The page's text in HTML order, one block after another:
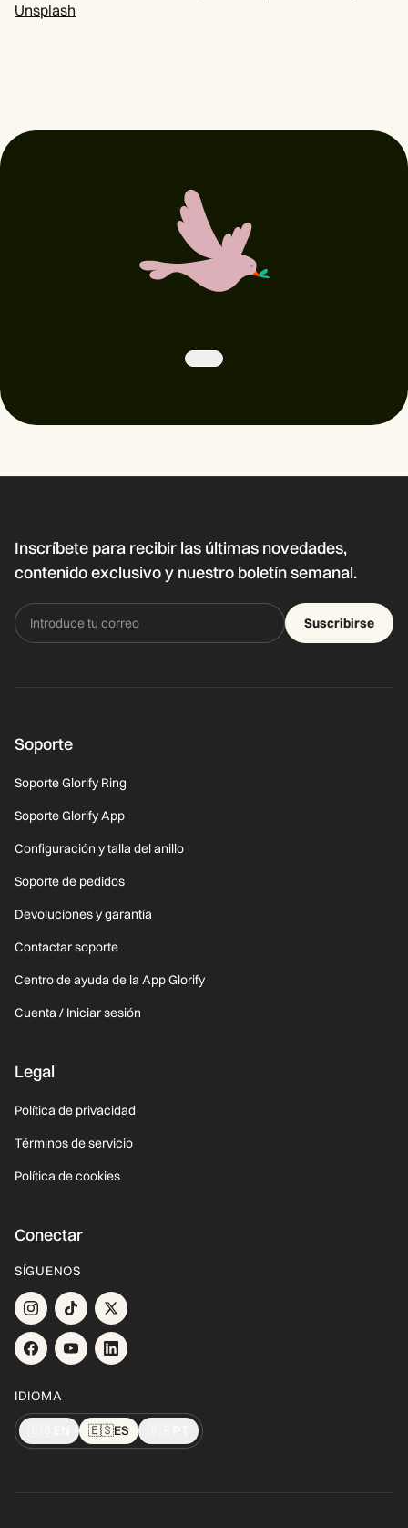
Unsplash
Inscríbete para recibir las últimas novedades,
contenido exclusivo y nuestro boletín semanal.
Suscribirse
Soporte
Soporte Glorify Ring
Soporte Glorify App
Configuración y talla del anillo
Soporte de pedidos
Devoluciones y garantía
Contactar soporte
Centro de ayuda de la App Glorify
Cuenta / Iniciar sesión
Legal
Política de privacidad
Términos de servicio
Política de cookies
Conectar
SÍGUENOS
IDIOMA
🇪🇸ES